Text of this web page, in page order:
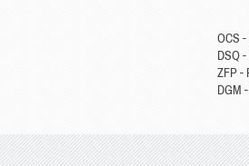
OCS -
DSQ
ZFP -
DGM